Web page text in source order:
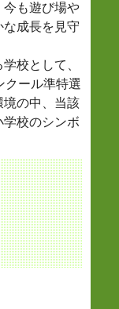
今も遊び場や
成長を見守
校として、
クール準特選
境の中、当該
校のシンボ